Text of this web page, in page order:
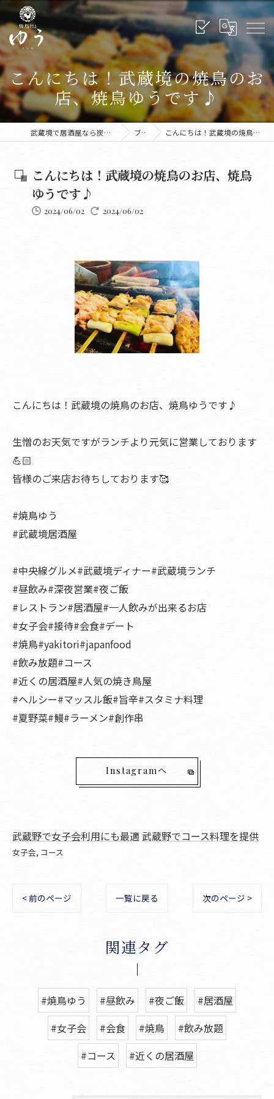
こんにちは！武蔵境の焼鳥のお
店、焼鳥ゆうです♪
武蔵境で居酒屋なら炭火焼鳥ゆう 武蔵境本店 ブログ こんにちは！武蔵境の焼鳥のお店、焼鳥ゆうです♪
こんにちは！武蔵境の焼鳥のお店、焼鳥
ゆうです♪
2024/06/02 2024/06/02
こんにちは！武蔵境の焼鳥のお店、焼鳥ゆうです♪
生憎のお天気ですがランチより元気に営業しております
💪🏻
皆様のご来店お待ちしております🥰
#焼鳥ゆう
#武蔵境居酒屋
#中央線グルメ#武蔵境ディナー#武蔵境ランチ
#昼飲み#深夜営業#夜ご飯
#レストラン#居酒屋#一人飲みが出来るお店
#女子会#接待#会食#デート
#焼鳥#yakitori#japanfood
#飲み放題#コース
#近くの居酒屋#人気の焼き鳥屋
#ヘルシー#マッスル飯#旨辛#スタミナ料理
#夏野菜#鰻#ラーメン#創作串
Instagramへ
武蔵野で女子会利用にも最適 武蔵野でコース料理を提供
女子会 コース
< 前のページ 一覧に戻る 次のページ >
関連タグ
#焼鳥ゆう #昼飲み #夜ご飯
#居酒屋
#女子会
#会食 #焼鳥
#飲み放題
#コース
#近くの居酒屋